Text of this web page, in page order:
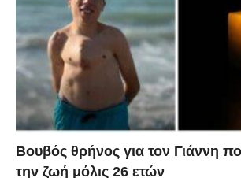
Βουβός θρήνος για τον Γιάννη
την ζωή μόλις 26 ετών